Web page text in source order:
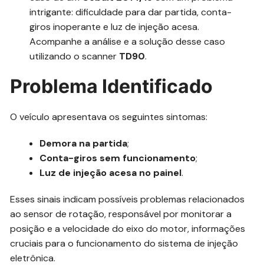
intrigante: dificuldade para dar partida, conta-
giros inoperante e luz de injeção acesa.
Acompanhe a análise e a solução desse caso
utilizando o scanner TD90.
Problema Identificado
O veículo apresentava os seguintes sintomas:
Demora na partida;
Conta-giros sem funcionamento;
Luz de injeção acesa no painel.
Esses sinais indicam possíveis problemas relacionados
ao sensor de rotação, responsável por monitorar a
posição e a velocidade do eixo do motor, informações
cruciais para o funcionamento do sistema de injeção
eletrônica.